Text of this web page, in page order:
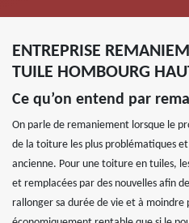
ENTREPRISE
TUILE HOMBOURG
Ce qu’on entend par
On parle de remaniement lorsque le
de la toiture les plus problématiques
ancienne. Pour une toiture en tuiles,
et remplacées par des nouvelles afin
rallonger sa durée de vie et à moindre